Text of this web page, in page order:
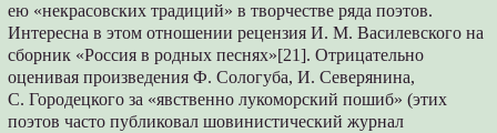
ею «некрасовских традиций» в творчестве ряда поэтов.
Интересна в этом отношении рецензия И. М. Василевского на
сборник «Россия в родных песнях»[21]. Отрицательно
оценивая произведения Ф. Сологуба, И. Северянина,
С. Городецкого за «явственно лукоморский пошиб» (этих
поэтов часто публиковал шовинистический журнал